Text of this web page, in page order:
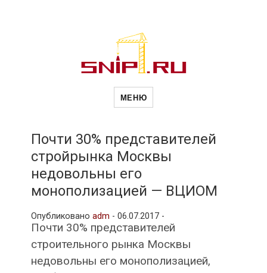
Новости
другие связанные со стройкой
рубрики
МЕНЮ
Почти 30% представителей
стройрынка Москвы
недовольны его
монополизацией — ВЦИОМ
Опубликовано adm - 06.07.2017 -
Почти 30% представителей
строительного рынка Москвы
недовольны его монополизацией,